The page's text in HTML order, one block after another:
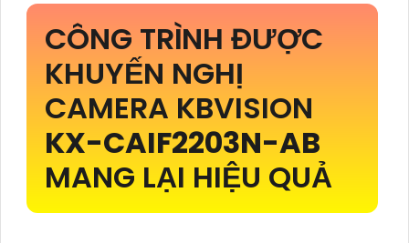
CÔNG TRÌNH ĐƯỢC
KHUYẾN NGHỊ
CAMERA KBVISION
KX-CAIF2203N-AB
MANG LẠI HIỆU QUẢ